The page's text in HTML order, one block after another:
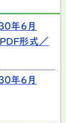
年6月
形式／
年6月